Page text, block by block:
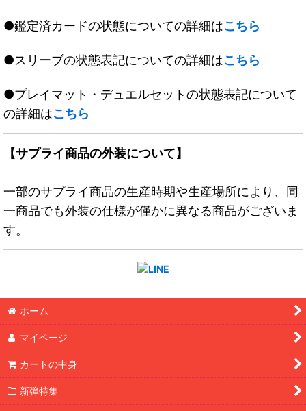
●鑑定済カードの状態についての詳細はこちら
●スリーブの状態表記についての詳細はこちら
●プレイマット・デュエルセットの状態表記について
の詳細はこちら
【サプライ商品の外装について】
一部のサプライ商品の生産時期や生産場所により、同
一商品でも外装の仕様が僅かに異なる商品がございま
す。
ホーム
マイページ
カートの中身
新弾特集